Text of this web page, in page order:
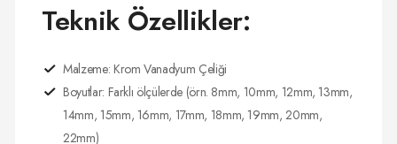
Teknik Özellikler:
Malzeme: Krom Vanadyum Çeliği
Boyutlar: Farklı ölçülerde (örn. 8mm, 10mm, 12mm, 13mm,
14mm, 15mm, 16mm, 17mm, 18mm, 19mm, 20mm,
22mm)